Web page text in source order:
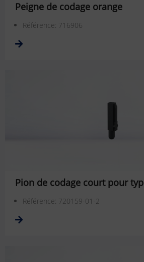
Peigne de codage orange
Référence: 716906
Pion de codage court pour
Référence: 720159-01-2